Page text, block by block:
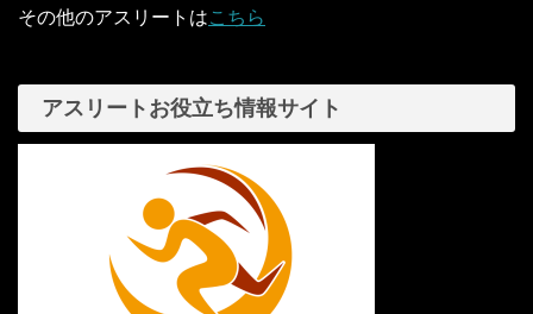
その他のアスリートはこちら
アスリートお役立ち情報サイト